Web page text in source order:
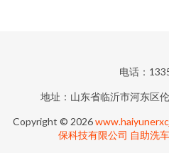
电话：
地址：山东省临沂市河东区
Copyright © 2026
保科技有限公司 自助洗